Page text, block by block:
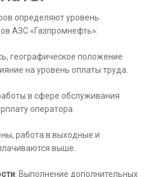
определяют уровень
АЗС «Газпромнефть»:
географическое положение
на уровень оплаты труда.
в сфере обслуживания
оператора.
работа в выходные и
выше.
: Выполнение дополнительных